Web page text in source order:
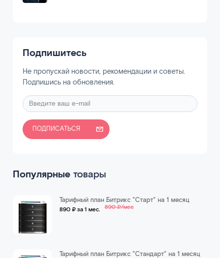
Подпишитесь
Не пропускай новости, рекомендации и советы.
Подпишись на обновления.
ПОДПИСАТЬСЯ
Популярныетовары
Тарифный план Битрикс "Старт" на 1 месяц
890 ₽ за 1 мес. 890 ₽/мес
Тарифный план Битрикс "Стандарт" на 1 месяц